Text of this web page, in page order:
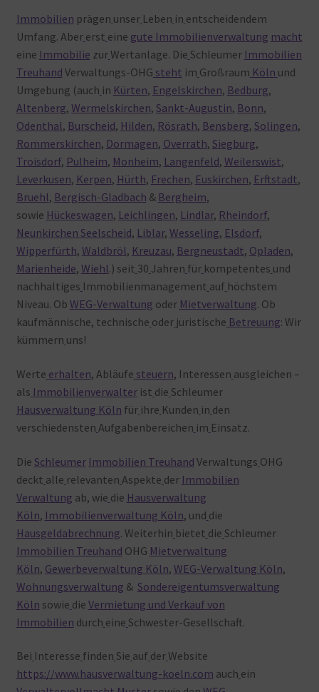
Immobilien prägen unser Leben in entscheidendem
Umfang. Aber erst eine gute Immobilienverwaltung macht
eine Immobilie zur Wertanlage. Die Schleumer Immobilien
Treuhand Verwaltungs-OHG steht im Großraum Köln und
Umgebung (auch in Kürten, Engelskirchen, Bedburg,
Altenberg, Wermelskirchen, Sankt-Augustin, Bonn,
Odenthal, Burscheid, Hilden, Rösrath, Bensberg, Solingen,
Rommerskirchen, Dormagen, Overrath, Siegburg,
Troisdorf, Pulheim, Monheim, Langenfeld, Weilerswist,
Leverkusen, Kerpen, Hürth, Frechen, Euskirchen, Erftstadt,
Bruehl, Bergisch-Gladbach & Bergheim,
sowie Hückeswagen, Leichlingen, Lindlar, Rheindorf,
Neunkirchen Seelscheid, Liblar, Wesseling, Elsdorf,
Wipperfürth, Waldbröl, Kreuzau, Bergneustadt, Opladen,
Marienheide, Wiehl.) seit 30 Jahren für kompetentes und
nachhaltiges Immobilienmanagement auf höchstem
Niveau. Ob WEG-Verwaltung oder Mietverwaltung. Ob
kaufmännische, technische oder juristische Betreuung: Wir
kümmern uns!
Werte erhalten, Abläufe steuern, Interessen ausgleichen –
als Immobilienverwalterist die Schleumer
Hausverwaltung Köln für ihre Kunden in den
verschiedensten Aufgabenbereichen im Einsatz.
Die Schleumer Immobilien Treuhand Verwaltungs OHG
deckt alle relevanten Aspekte der Immobilien
Verwaltung ab, wie die Hausverwaltung
Köln, Immobilienverwaltung Köln, und die
Hausgeldabrechnung. Weiterhin bietet die Schleumer
Immobilien Treuhand OHG Mietverwaltung
Köln, Gewerbeverwaltung Köln, WEG-Verwaltung Köln,
Wohnungsverwaltung & Sondereigentumsverwaltung
Köln sowie die Vermietung und Verkauf von
Immobilien durch eine Schwester-Gesellschaft.
Bei Interesse finden Sie auf der Website
https://www.hausverwaltung-koeln.com auch ein